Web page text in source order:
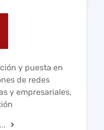
y puesta en
de redes
y empresariales,